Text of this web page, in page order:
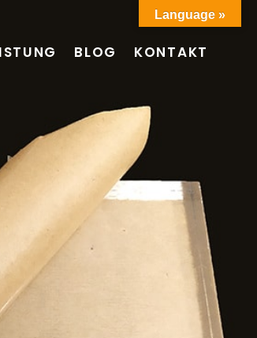
BLOG KONTAKT
Language »